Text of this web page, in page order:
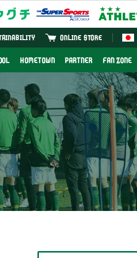
ONLINE STORE
HOMETOWN PARTNER FAN ZONE